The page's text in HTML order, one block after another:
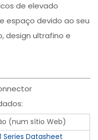
de elevado
espaço devido ao seu
design ultrafino e
(num sítio Web)
Series Datasheet